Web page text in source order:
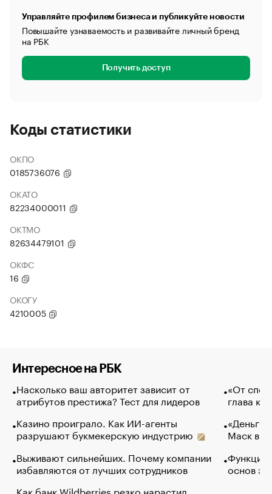
Управляйте профилем бизнеса и публикуйте новости
Повышайте узнаваемость и развивайте личный бренд
на РБК
Получить доступ
Коды статистики
ОКПО
0185736076
ОКАТО
82234000011
ОКТМО
82634479101
ОКФС
16
ОКОГУ
4210005
Интересное на РБК
Насколько ваш авторитет зависит от
атрибутов престижа? Тест для лидеров
Казино проиграло. Как ИИ-агенты
разрушают букмекерскую индустрию
Выживают сильнейших. Почему компании
избавляются от лучших сотрудников
Как банк Wildberries резко нарастил
«От
глава
«Деньги
Маск в
Функции
основ